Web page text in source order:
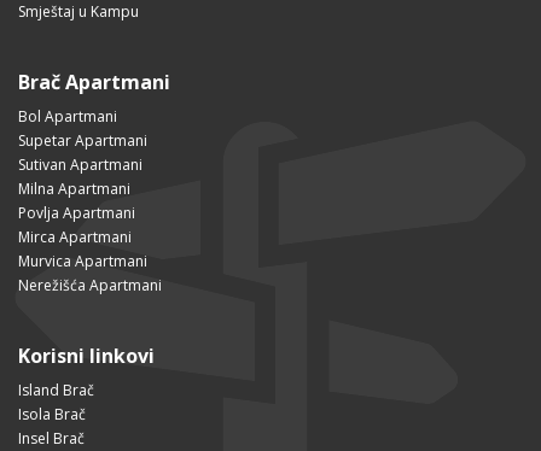
Smještaj u Kampu
Brač Apartmani
Bol Apartmani
Supetar Apartmani
Sutivan Apartmani
Milna Apartmani
Povlja Apartmani
Mirca Apartmani
Murvica Apartmani
Nerežišća Apartmani
Korisni linkovi
Island Brač
Isola Brač
Insel Brač